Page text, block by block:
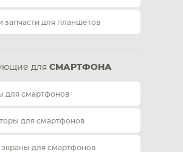
запчасти для планшетов
для СМАРТФОНА
для смартфонов
для смартфонов
для смартфонов